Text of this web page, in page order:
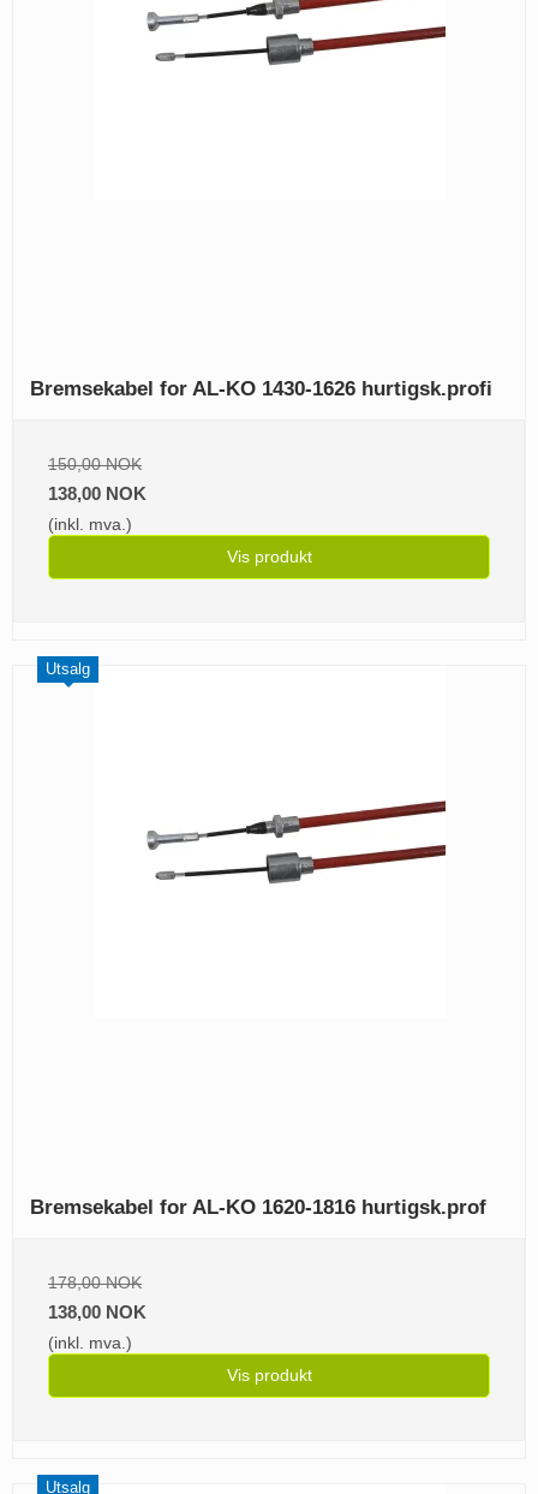
Bremsekabel for AL-KO 1430-1626 hurtigsk.profi
150,00 NOK
138,00 NOK
(inkl. mva.)
Vis produkt
Utsalg
Bremsekabel for AL-KO 1620-1816 hurtigsk.prof
178,00 NOK
138,00 NOK
(inkl. mva.)
Vis produkt
Utsalg